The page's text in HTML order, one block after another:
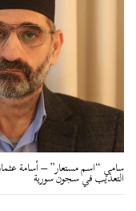
سامي “اسم مستعار” – أسامة
التعذيب في سجون سورية